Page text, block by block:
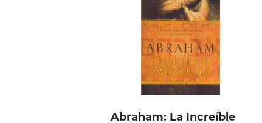
Abraham: La Increíble